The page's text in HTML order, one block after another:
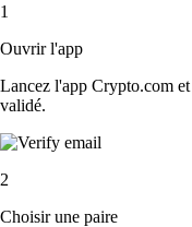
1
Ouvrir l'app
Lancez l'app Crypto.com
validé.
2
Choisir une paire